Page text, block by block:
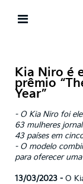
Kia Niro é
prêmio
Year”
- O Kia Niro foi
63 mulheres
43 países em
- O modelo
para oferecer
13/03/2023 - O